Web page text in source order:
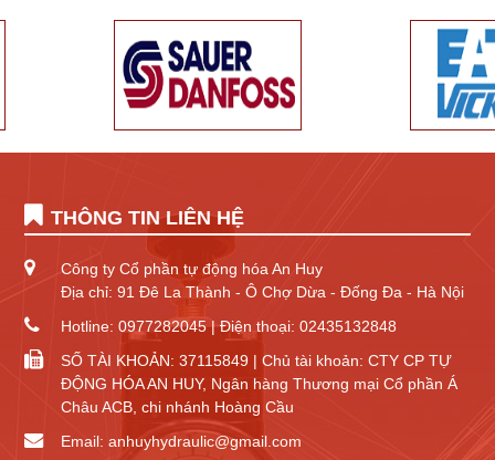
THÔNG TIN LIÊN HỆ
Công ty Cổ phần tự động hóa An Huy
Địa chỉ: 91 Đê La Thành - Ô Chợ Dừa - Đống Đa - Hà Nội
Hotline: 0977282045 | Điện thoại: 02435132848
SỐ TÀI KHOẢN: 37115849 | Chủ tài khoản: CTY CP TỰ
ĐỘNG HÓA AN HUY, Ngân hàng Thương mại Cổ phần Á
Châu ACB, chi nhánh Hoàng Cầu
Email: anhuyhydraulic@gmail.com